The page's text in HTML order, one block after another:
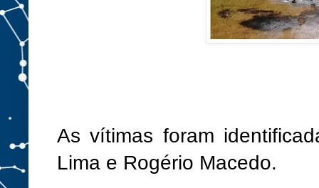
As vítimas foram
Lima e Rogério Macedo.